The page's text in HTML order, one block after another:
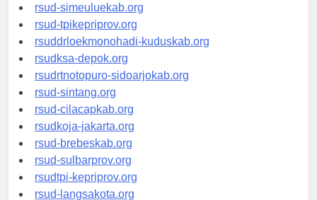
rsud-tanjungpinangkota.org
rsud-simeuluekab.org
rsud-tpikepriprov.org
rsuddrloekmonohadi-kuduskab.org
rsudksa-depok.org
rsudrtnotopuro-sidoarjokab.org
rsud-sintang.org
rsud-cilacapkab.org
rsudkoja-jakarta.org
rsud-brebeskab.org
rsud-sulbarprov.org
rsudtpi-kepriprov.org